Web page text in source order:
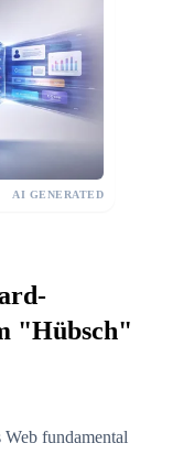
AI GENERATED
"Hübsch"
Web fundamental